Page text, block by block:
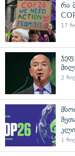
რა
17
ჯეფ
2
1